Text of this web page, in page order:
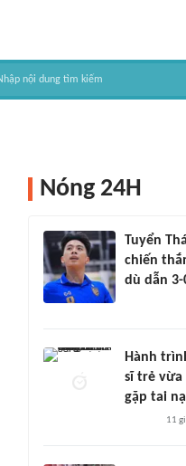
Nóng 24H
Tuyển
chiến
dù dẫn 3-
Hành
sĩ trẻ vừa
gặp tai
11